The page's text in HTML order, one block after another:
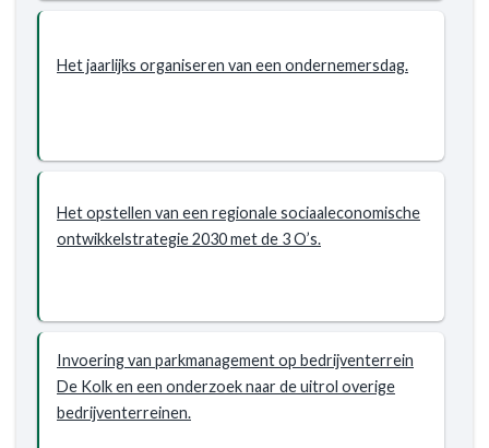
Het jaarlijks organiseren van een ondernemersdag.
Het opstellen van een regionale sociaaleconomische
ontwikkelstrategie 2030 met de 3 O’s.
Invoering van parkmanagement op bedrijventerrein
De Kolk en een onderzoek naar de uitrol overige
bedrijventerreinen.